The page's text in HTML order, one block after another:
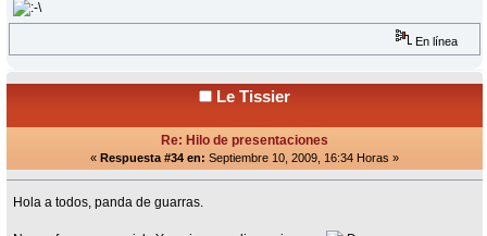
En línea
Le Tissier
Re: Hilo de presentaciones
« Respuesta #34 en: Septiembre 10, 2009, 16:34 Horas »
Hola a todos, panda de guarras.